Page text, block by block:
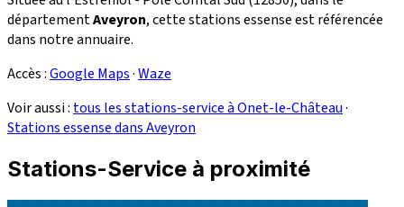
départementAveyron, cette stations essense est référencée
dans notre annuaire.
Accès :Google Maps·Waze
Voir aussi : tous les stations-service à Onet-le-Château·
Stations essense dans Aveyron
Stations-Service à proximité